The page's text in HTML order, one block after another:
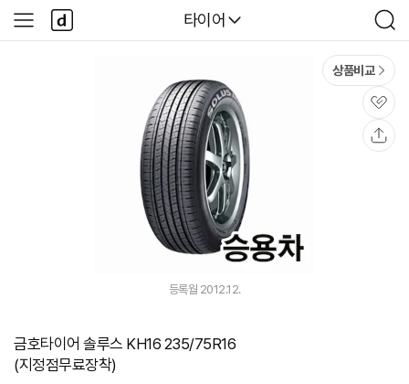
다나와
타이어
검
색
사
이
다
나
와
상품비교
관
심
등록월 2012.12.
금호타이어 솔루스 KH16 235/75R16
(지정점무료장착)